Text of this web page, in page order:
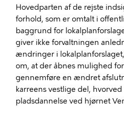
Hovedparten af de rejste
forhold, som er omtalt i
baggrund for
giver ikke forvaltningen
ændringer i
om, at der åbnes mulighed
gennemføre en ændret
karreens vestlige del,
pladsdannelse ved hjørnet